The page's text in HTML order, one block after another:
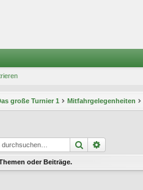
große Turnier 1 Mitfahrgelegenheiten
Suche
oder Beiträge.